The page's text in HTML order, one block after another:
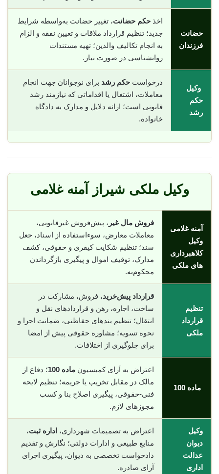
حضانت
فرزندان
اخذ حکم حضانت، تغییر حضانت به‌واسطه شرایط
جدید؛ تنظیم قرارداد ملاقات و تعیین نفقه و الزام
به انجام تکالیف والدین؛ تهیه مستندات
روانشناسی در صورت نیاز.
وکیل
حکم
رشد
درخواست حکم رشد برای نوجوانان جهت انجام
معاملات، اشتغال یا اقداماتی که نیازمند رشد
قانونی است؛ ارائه دلایل و مدارک به دادگاه
خانواده.
وکیل ملکی شیراز آمنه غلامی
آمنه غلامی
وکیل
کلاهبرداری
های ملکی
فروش مال غیر ، پیش‌فروش غیرقانونی،
معاملات معارض، سوء‌استفاده از اسناد، جعل
سند؛ تنظیم شکایت کیفری و حقوقی، کشف
مدارک، توقیف اموال و پیگیری بازگرداندن
محکوم‌به.
تنظیم
قرارداد
ملکی
قرارداد پیش‌خرید، فروش، مشارکت در
ساخت، اجاره، رهن و قراردادهای نقل و
انتقال؛ تنظیم بندهای حفاظتی، ضمانت اجرا و
نحوه تسویه؛ مشاوره حقوقی پیش از امضا
برای جلوگیری از اختلافات.
ماده 100
اعتراض به آرای کمیسیون ماده 100
؛ دفاع از
مالک در مقابل تخریب یا جریمه؛ تنظیم لایحه
فنی-حقوقی، پیگیری اصلاح بنا و کسب
مجوزهای لازم.
وکیل
دیوان
عدالت
اداری
اعتراض به تصمیمات شهرداری، اداره ثبت،
منابع طبیعی و ادارات دولتی؛ نگارش و تقدیم
دادخواست تخصصی به دیوان، پیگیری اجرای
آرای صادره.